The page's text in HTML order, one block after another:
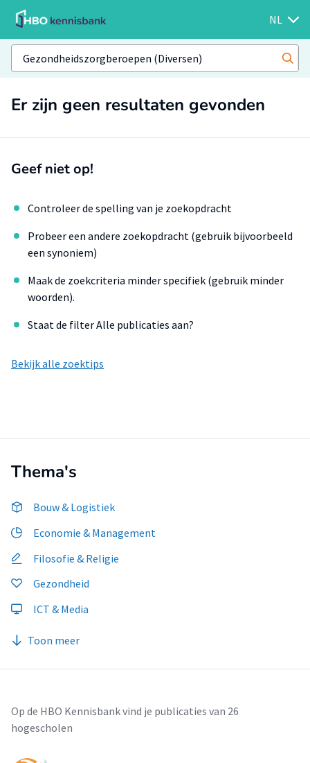
NL
Er zijn geen resultaten gevonden
Geef niet op!
Controleer de spelling van je zoekopdracht
Probeer een andere zoekopdracht (gebruik bijvoorbeeld
een synoniem)
Maak de zoekcriteria minder specifiek (gebruik minder
woorden).
Staat de filter Alle publicaties aan?
Bekijk alle zoektips
Thema's
Bouw & Logistiek
Economie & Management
Filosofie & Religie
Gezondheid
ICT & Media
Toon meer
Op de HBO Kennisbank vind je publicaties van 26
hogescholen